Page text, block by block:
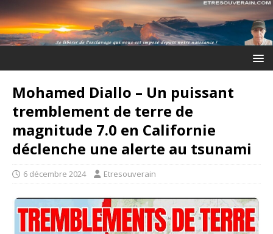
Mohamed Diallo – Un puissant
tremblement de terre de
magnitude 7.0 en Californie
déclenche une alerte au tsunami
6 décembre 2024 Etresouverain